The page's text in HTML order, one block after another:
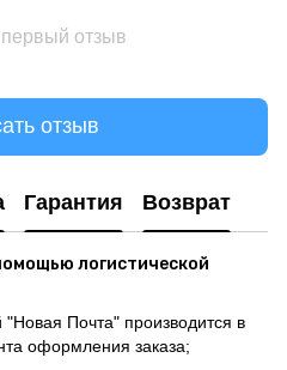
отзыв
отзыв
Гарантия Возврат
логистической
Почта" производится в
оформления заказа;